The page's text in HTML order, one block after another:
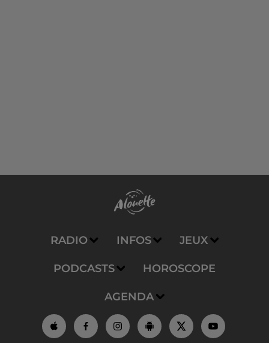
RADIO INFOS JEUX
PODCASTS HOROSCOPE
AGENDA